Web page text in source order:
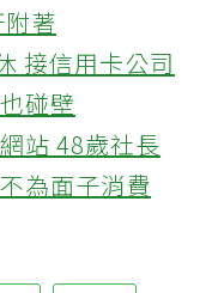
著
接信用卡公司
碰壁
站 48歲社長
為面子消費